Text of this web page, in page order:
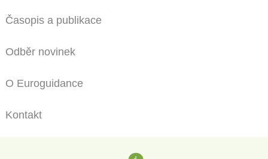
Časopis a publikace
Odběr novinek
O Euroguidance
Kontakt